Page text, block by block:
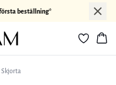
beställning*
Skjorta